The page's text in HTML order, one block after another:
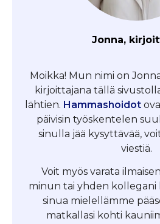
Jonna,
Moikka! Mun nimi on
kirjoittajana tällä
lähtien. Hammashoidot
päivisin työskentelen
sinulla jää kysyttävää,
viestiä.
Voit myös varata
minun tai yhden kollegani
sinua mielellämme
matkallasi kohti